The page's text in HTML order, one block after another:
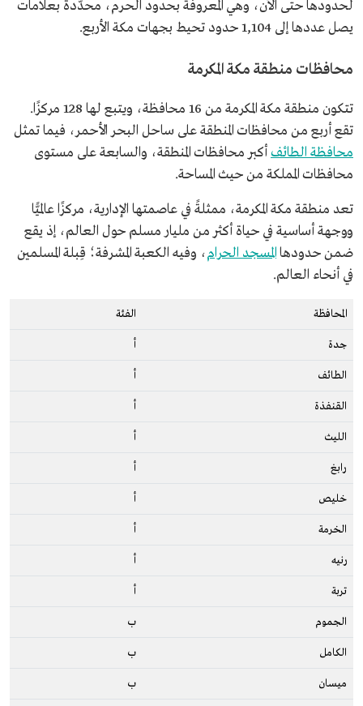
لحدودها حتى الآن، وهي المعروفة بحدود الحرم، محدّدة بعلامات
يصل عددها إلى 1,104 حدود تحيط بجهات مكة الأربع.
محافظات منطقة مكة المكرمة
تتكون منطقة مكة المكرمة من 16 محافظة، ويتبع لها 128 مركزًا.
تقع أربع من محافظات المنطقة على ساحل البحر الأحمر، فيما تمثل
محافظة الطائف أكبر محافظات المنطقة، والسابعة على مستوى
محافظات المملكة من حيث المساحة.
تعد منطقة مكة المكرمة، ممثلةً في عاصمتها الإدارية، مركزًا عالميًّا
ووجهة أساسية في حياة أكثر من مليار مسلم حول العالم، إذ يقع
ضمن حدودهاالمسجد الحرام، وفيه الكعبة المشرفة؛ قِبلة المسلمين
في أنحاء العالم.
المحافظة الفئة
جدة أ
الطائف أ
القنفذة أ
الليث أ
رابغ أ
خليص أ
الخرمة أ
رنيه أ
تربة أ
الجموم ب
الكامل ب
ميسان ب